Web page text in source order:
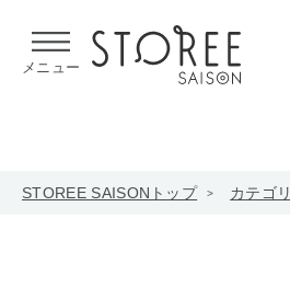
メニュー
STOREE SAISONトップ カテゴリ